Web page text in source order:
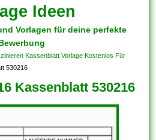
Ideen
Vorlagen für deine perfekte
Kassenblatt Vorlage Kostenlos Für
530216
Kassenblatt 530216